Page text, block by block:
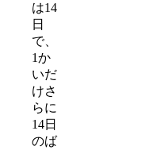
は14
日
で、
1か
いだ
けさ
らに
14日
のば